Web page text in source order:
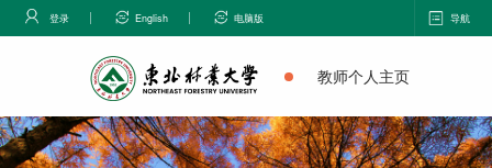
登录 English 电脑版 导航
教师个人主页